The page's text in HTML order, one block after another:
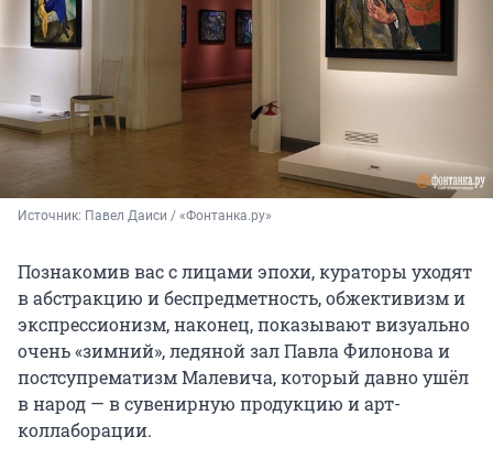
Источник: Павел Даиси / «Фонтанка.ру»
Познакомив вас с лицами эпохи, кураторы уходят
в абстракцию и беспредметность, обжективизм и
экспрессионизм, наконец, показывают визуально
очень «зимний», ледяной зал Павла Филонова и
постсупрематизм Малевича, который давно ушёл
в народ — в сувенирную продукцию и арт-
коллаборации.